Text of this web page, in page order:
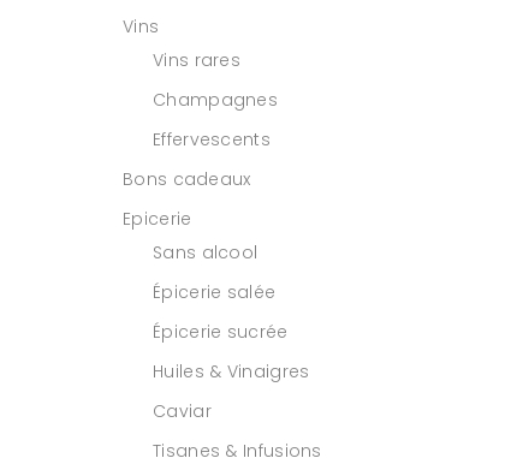
Vins
Vins rares
Champagnes
Effervescents
Bons cadeaux
Epicerie
Sans alcool
Épicerie salée
Épicerie sucrée
Huiles & Vinaigres
Caviar
Tisanes & Infusions